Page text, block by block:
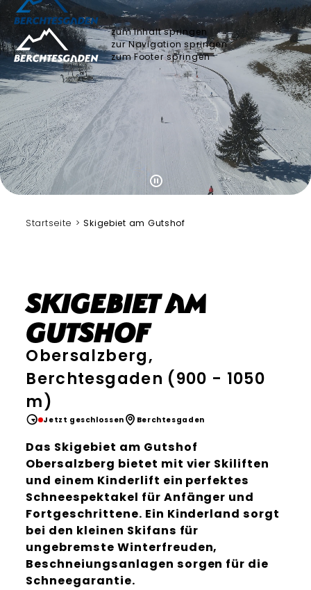
zum Inhalt springen
zur Navigation springen
zum Footer springen
Startseite Skigebiet am Gutshof
Skigebiet am
Gutshof
Obersalzberg,
Berchtesgaden (900 - 1050
m)
Jetzt geschlossen Berchtesgaden
Das Skigebiet am Gutshof
Obersalzberg bietet mit vier Skiliften
und einem Kinderlift ein perfektes
Schneespektakel für Anfänger und
Fortgeschrittene. Ein Kinderland sorgt
bei den kleinen Skifans für
ungebremste Winterfreuden,
Beschneiungsanlagen sorgen für die
Schneegarantie.